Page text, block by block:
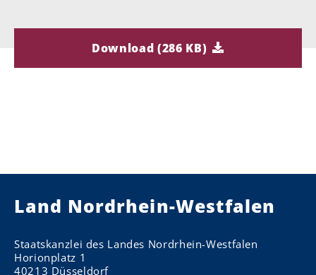
Download (286 KB)
Land Nordrhein-Westfalen
Staatskanzlei des Landes Nordrhein-Westfalen
Horionplatz 1
40213 Düsseldorf